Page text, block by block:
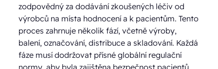
zodpovědný za dodávání zkoušených léčiv od
výrobců na místa hodnocení a k pacientům. Tento
proces zahrnuje několik fází, včetně výroby,
balení, označování, distribuce a skladování. Každá
fáze musí dodržovat přísné globální regulační